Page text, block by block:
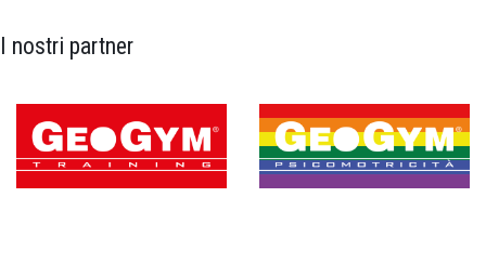
I nostri partner